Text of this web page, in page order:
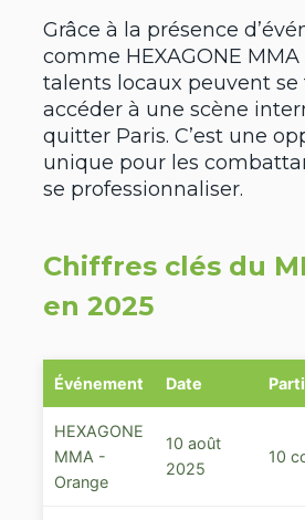
Grâce à la présence
comme HEXAGONE MMA
talents locaux peuvent
accéder à une scène
quitter Paris. C’est une
unique pour les
se professionnaliser.
Chiffres clés du
en 2025
Événement Date
HEXAGONE
MMA -
Orange
10 août
2025
10